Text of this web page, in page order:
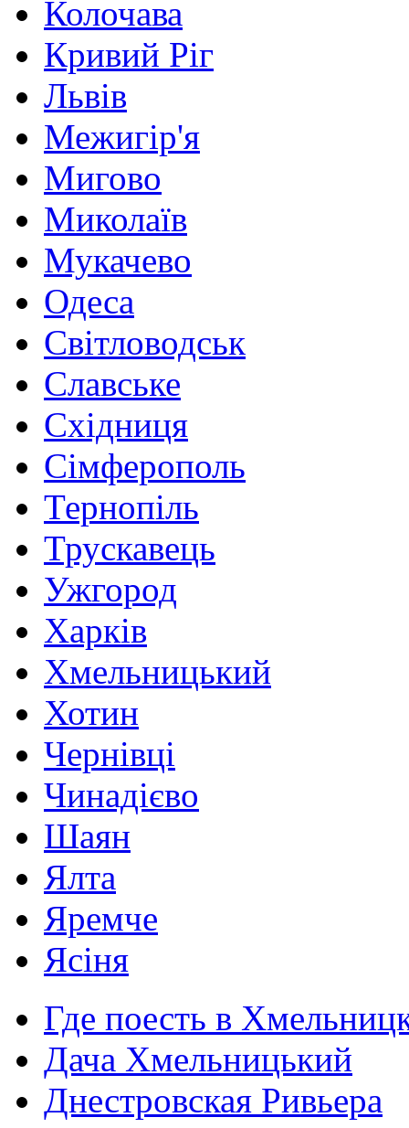
Колочава
Кривий Ріг
Львів
Межигір'я
Мигово
Миколаїв
Мукачево
Одеса
Світловодськ
Славське
Східниця
Сімферополь
Тернопіль
Трускавець
Ужгород
Харків
Хмельницький
Хотин
Чернівці
Чинадієво
Шаян
Ялта
Яремче
Ясіня
Где поесть в
Дача Хмельницький
Днестровская Ривьера